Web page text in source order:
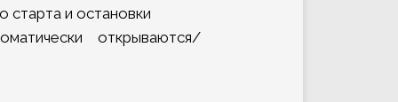
старта и остановки
открываются/